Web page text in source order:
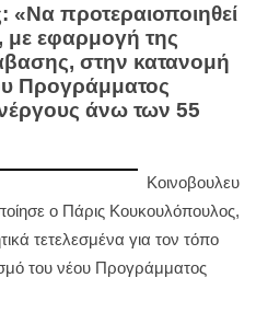
προτεραιοποιηθεί
με εφαρμογή της
στην κατανομή
Προγράμματος
άνω των 55
Κοινοβουλευ
ο Πάρις Κουκουλόπουλος,
τετελεσμένα για τον τόπο
του νέου Προγράμματος